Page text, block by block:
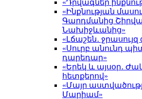
«Դրվագներ
«Ինքնության
Գարդմանից
Նախիջևանից»
«Լճաշեն․
«Սուրբ անունդ
դարեդար»
«Երեկ և այսօր․
հետքերով»
«Մայր
Մարիամ»